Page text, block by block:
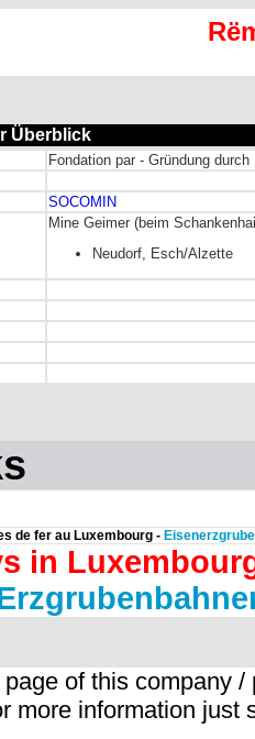
Überblick
Fondation par - Gründung durch
SOCOMIN
Mine Geimer (beim
Neudorf, Esch/Alzette
de fer au Luxembourg -
in
of this company
more information just